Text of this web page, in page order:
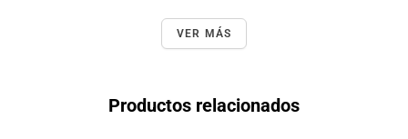
VER MÁS
Productos relacionados